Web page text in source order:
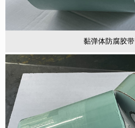
黏弹体防腐胶带